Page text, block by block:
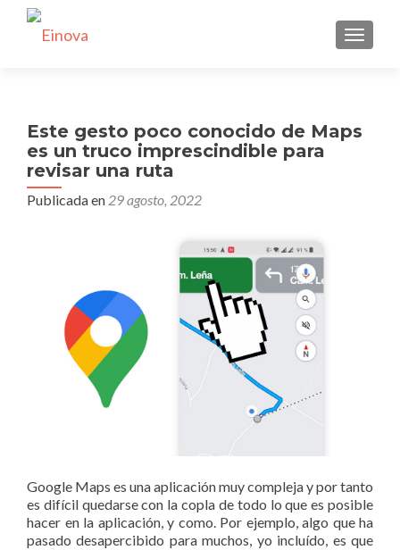
Este gesto poco conocido de Maps
es un truco imprescindible para
revisar una ruta
Publicada en 29 agosto, 2022
Google Maps es una aplicación muy compleja y por tanto
es difícil quedarse con la copla de todo lo que es posible
hacer en la aplicación, y como. Por ejemplo, algo que ha
pasado desapercibido para muchos, yo incluído, es que